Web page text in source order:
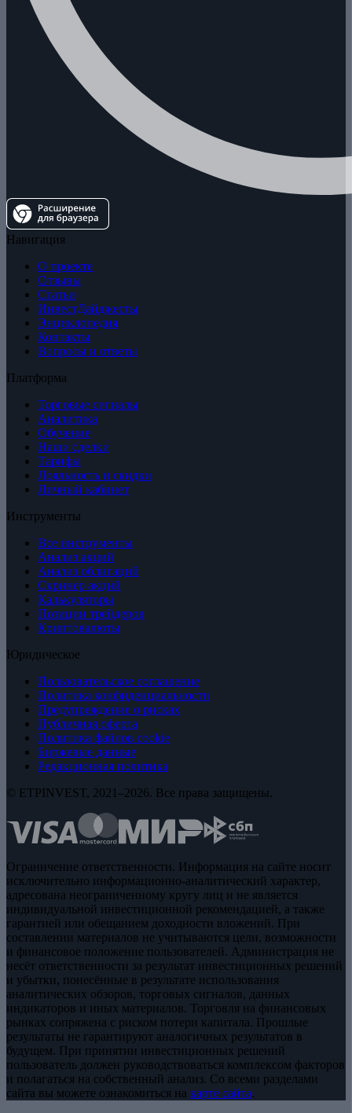
Навигация
О проекте
Отзывы
Статьи
ИнвестДайджесты
Энциклопедия
Контакты
Вопросы и ответы
Платформа
Торговые сигналы
Аналитика
Обучение
Наши сделки
Тарифы
Лояльность и скидки
Личный кабинет
Инструменты
Все инструменты
Анализ акций
Анализ облигаций
Скринер акций
Калькуляторы
Позиции трейдеров
Криптовалюты
Юридическое
Пользовательское соглашение
Политика конфиденциальности
Предупреждение о рисках
Публичная оферта
Политика файлов cookie
Биржевые данные
Редакционная политика
© ETPINVEST, 2021–2026. Все права защищены.
Ограничение ответственности. Информация на сайте носит
исключительно информационно-аналитический характер,
адресована неограниченному кругу лиц и не является
индивидуальной инвестиционной рекомендацией, а также
гарантией или обещанием доходности вложений. При
составлении материалов не учитываются цели, возможности
и финансовое положение пользователей. Администрация не
несёт ответственности за результат инвестиционных решений
и убытки, понесённые в результате использования
аналитических обзоров, торговых сигналов, данных
индикаторов и иных материалов. Торговля на финансовых
рынках сопряжена с риском потери капитала. Прошлые
результаты не гарантируют аналогичных результатов в
будущем. При принятии инвестиционных решений
пользователь должен руководствоваться комплексом факторов
и полагаться на собственный анализ. Со всеми разделами
сайта вы можете ознакомиться на карте сайта.